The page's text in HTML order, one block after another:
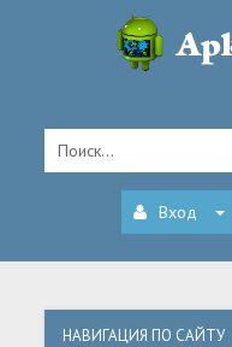
Вход
НАВИГАЦИЯ ПО САЙТУ